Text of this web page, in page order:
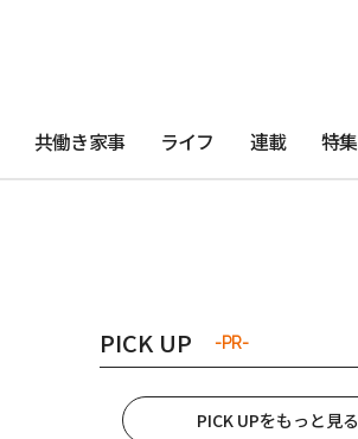
共働き家事 ライフ 連載 特集
PICK UP -PR-
PICK UPをもっと見る